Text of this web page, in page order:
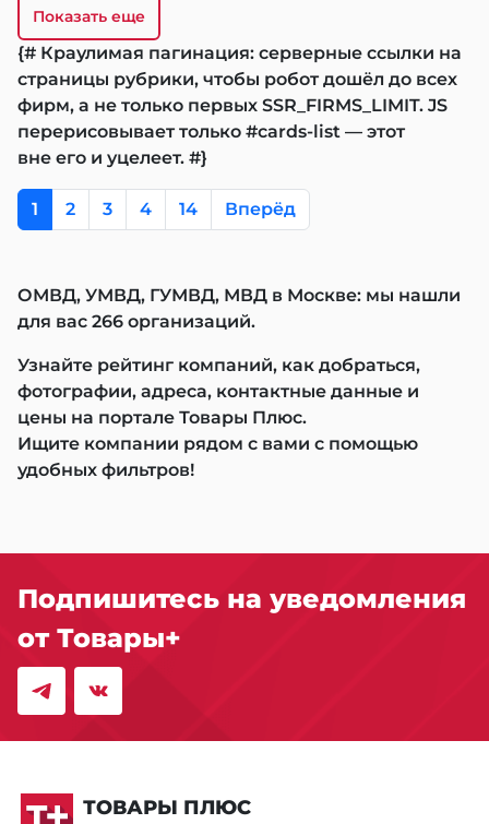
Показать еще
{# Краулимая пагинация: серверные ссылки на
страницы рубрики, чтобы робот дошёл до всех
фирм, а не только первых SSR_FIRMS_LIMIT. JS
перерисовывает только #cards-list — этот
вне его и уцелеет. #}
1 2 3 4 14 Вперёд
ОМВД, УМВД, ГУМВД, МВД в Москве: мы нашли
для вас 266 организаций.
Узнайте рейтинг компаний, как добраться,
фотографии, адреса, контактные данные и
цены на портале Товары Плюс.
Ищите компании рядом с вами с помощью
удобных фильтров!
Подпишитесь на уведомления
от Товары+
ТОВАРЫ ПЛЮС